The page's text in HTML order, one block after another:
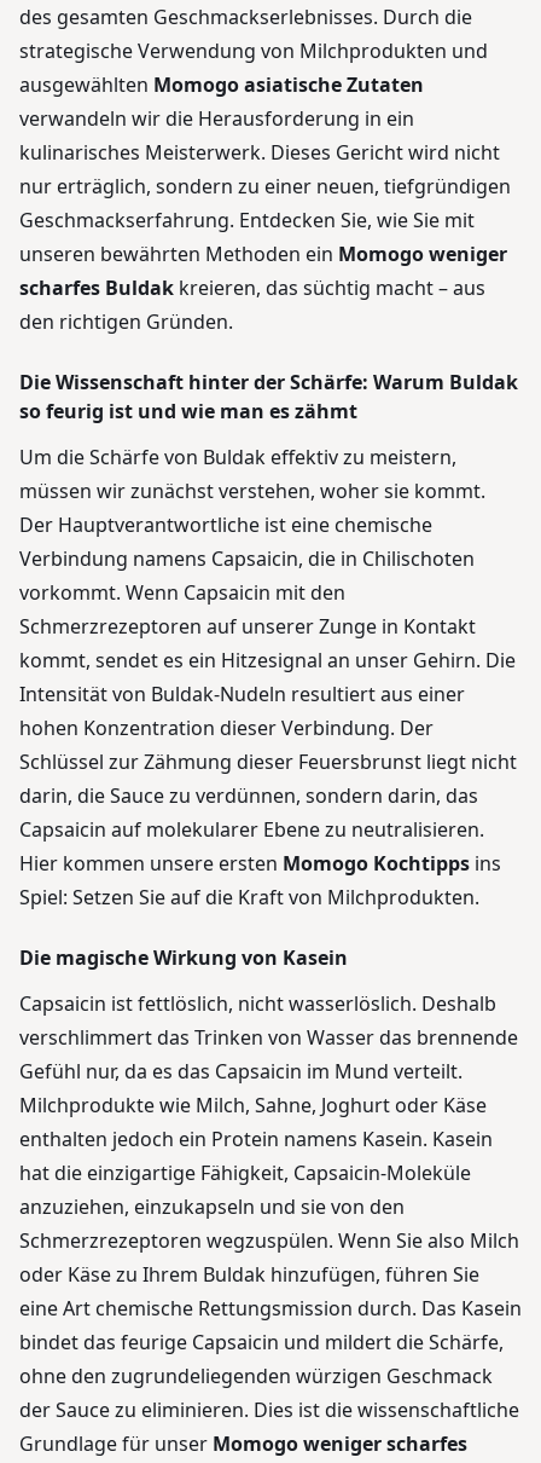
des gesamten Geschmackserlebnisses. Durch die
strategische Verwendung von Milchprodukten und
ausgewählten Momogo asiatische Zutaten
verwandeln wir die Herausforderung in ein
kulinarisches Meisterwerk. Dieses Gericht wird nicht
nur erträglich, sondern zu einer neuen, tiefgründigen
Geschmackserfahrung. Entdecken Sie, wie Sie mit
unseren bewährten Methoden ein Momogo weniger
scharfes Buldak kreieren, das süchtig macht – aus
den richtigen Gründen.
Die Wissenschaft hinter der Schärfe: Warum Buldak
so feurig ist und wie man es zähmt
Um die Schärfe von Buldak effektiv zu meistern,
müssen wir zunächst verstehen, woher sie kommt.
Der Hauptverantwortliche ist eine chemische
Verbindung namens Capsaicin, die in Chilischoten
vorkommt. Wenn Capsaicin mit den
Schmerzrezeptoren auf unserer Zunge in Kontakt
kommt, sendet es ein Hitzesignal an unser Gehirn. Die
Intensität von Buldak-Nudeln resultiert aus einer
hohen Konzentration dieser Verbindung. Der
Schlüssel zur Zähmung dieser Feuersbrunst liegt nicht
darin, die Sauce zu verdünnen, sondern darin, das
Capsaicin auf molekularer Ebene zu neutralisieren.
Hier kommen unsere ersten Momogo Kochtipps ins
Spiel: Setzen Sie auf die Kraft von Milchprodukten.
Die magische Wirkung von Kasein
Capsaicin ist fettlöslich, nicht wasserlöslich. Deshalb
verschlimmert das Trinken von Wasser das brennende
Gefühl nur, da es das Capsaicin im Mund verteilt.
Milchprodukte wie Milch, Sahne, Joghurt oder Käse
enthalten jedoch ein Protein namens Kasein. Kasein
hat die einzigartige Fähigkeit, Capsaicin-Moleküle
anzuziehen, einzukapseln und sie von den
Schmerzrezeptoren wegzuspülen. Wenn Sie also Milch
oder Käse zu Ihrem Buldak hinzufügen, führen Sie
eine Art chemische Rettungsmission durch. Das Kasein
bindet das feurige Capsaicin und mildert die Schärfe,
ohne den zugrundeliegenden würzigen Geschmack
der Sauce zu eliminieren. Dies ist die wissenschaftliche
Grundlage für unser Momogo weniger scharfes